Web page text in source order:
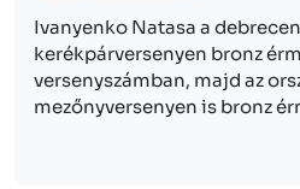
Ivanyenko Natasa a
kerékpárversenyen bronz
versenyszámban, majd az
mezőnyversenyen is bronz